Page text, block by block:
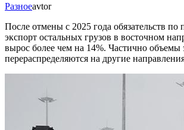
Разноеavtor
После отмены с 2025 года обязательств по
экспорт остальных грузов в восточном
вырос более чем на 14%. Частично объемы
перераспределяются на другие